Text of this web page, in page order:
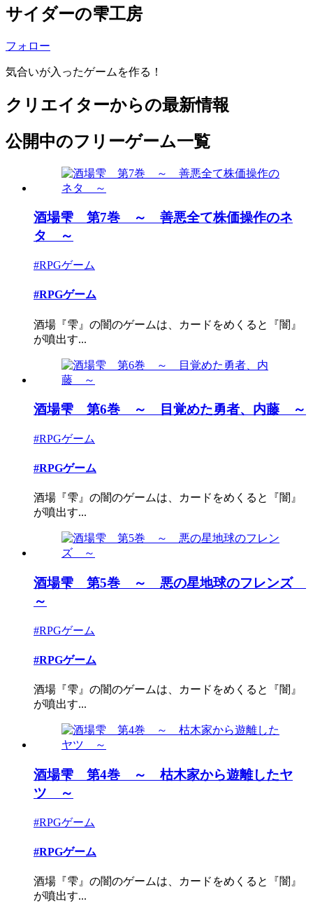
サイダーの雫工房
フォロー
気合いが入ったゲームを作る！
クリエイターからの最新情報
公開中のフリーゲーム一覧
酒場雫 第7巻 ～ 善悪全て株価操作のネ
タ ～
#RPGゲーム
#RPGゲーム
酒場『雫』の闇のゲームは、カードをめくると『闇』
が噴出す...
酒場雫 第6巻 ～ 目覚めた勇者、内藤 ～
#RPGゲーム
#RPGゲーム
酒場『雫』の闇のゲームは、カードをめくると『闇』
が噴出す...
酒場雫 第5巻 ～ 悪の星地球のフレンズ
～
#RPGゲーム
#RPGゲーム
酒場『雫』の闇のゲームは、カードをめくると『闇』
が噴出す...
酒場雫 第4巻 ～ 枯木家から遊離したヤ
ツ ～
#RPGゲーム
#RPGゲーム
酒場『雫』の闇のゲームは、カードをめくると『闇』
が噴出す...